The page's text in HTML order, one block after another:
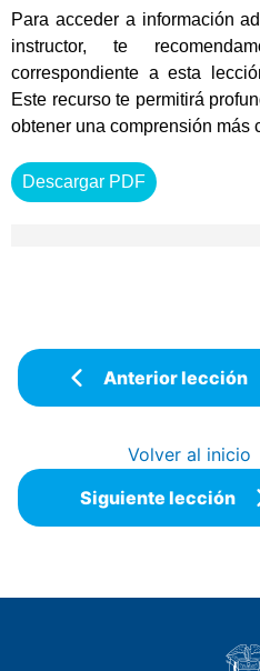
Para acceder a información
instructor, te
correspondiente a esta
Este recurso te permitirá
obtener una comprensión más
Descargar PDF
Anterior lección
Volver al inicio
Siguiente lección